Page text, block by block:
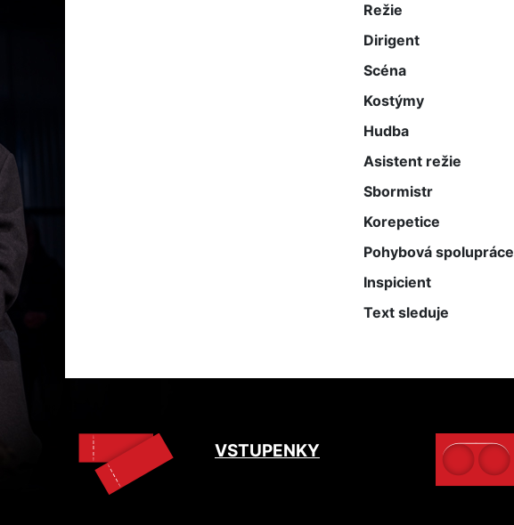
Režie
Dirigent
Scéna
Kostýmy
Hudba
Asistent režie
Sbormistr
Korepetice
Pohybová spolupráce
Inspicient
Text sleduje
VSTUPENKY